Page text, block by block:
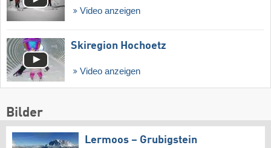
Video anzeigen
Skiregion Hochoetz
Video anzeigen
Bilder
Lermoos – Grubigstein